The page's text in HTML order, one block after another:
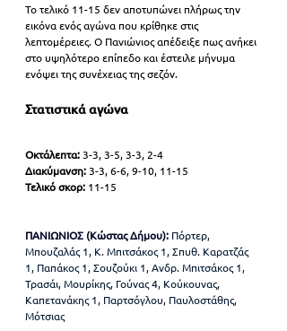
Το τελικό 11-15 δεν αποτυπώνει πλήρως την
εικόνα ενός αγώνα που κρίθηκε στις
λεπτομέρειες. Ο Πανιώνιος απέδειξε πως ανήκει
στο υψηλότερο επίπεδο και έστειλε μήνυμα
ενόψει της συνέχειας της σεζόν.
Στατιστικά αγώνα
Οκτάλεπτα: 3-3, 3-5, 3-3, 2-4
Διακύμανση: 3-3, 6-6, 9-10, 11-15
Τελικό σκορ: 11-15
ΠΑΝΙΩΝΙΟΣ (Κώστας Δήμου): Πόρτερ,
Μπουζαλάς 1, Κ. Μπιτσάκος 1, Σπυθ. Καρατζάς
1, Παπάκος 1, Σουζούκι 1, Ανδρ. Μπιτσάκος 1,
Τρασάι, Μουρίκης, Γούνας 4, Κούκουνας,
Καπετανάκης 1, Παρτσόγλου, Παυλοστάθης,
Μότσιας